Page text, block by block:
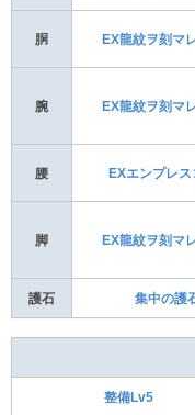
胴 EX龍紋ヲ刻マ
腕 EX龍紋ヲ刻マ
腰 EXエンプレ
脚 EX龍紋ヲ刻マ
護石 集中の護
整備Lv5